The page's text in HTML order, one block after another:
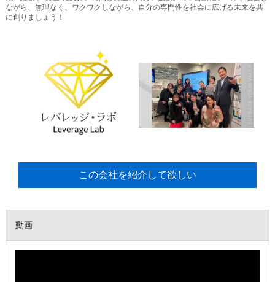
ながら、無理なく、ワクワクしながら、自分の専門性を社会に広げる未来を共
に創りましょう！
この会社を紹介して欲しい
動画